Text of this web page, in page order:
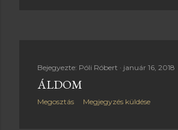
Bejegyezte: Póli Róbert január 16, 2018
ÁLDOM
Megosztás Megjegyzés küldése